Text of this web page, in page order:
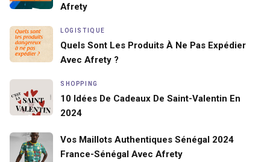
Afrety
LOGISTIQUE
Quels Sont Les Produits À Ne Pas Expédier
Avec Afrety ?
SHOPPING
10 Idées De Cadeaux De Saint-Valentin En
2024
Vos Maillots Authentiques Sénégal 2024
France-Sénégal Avec Afrety